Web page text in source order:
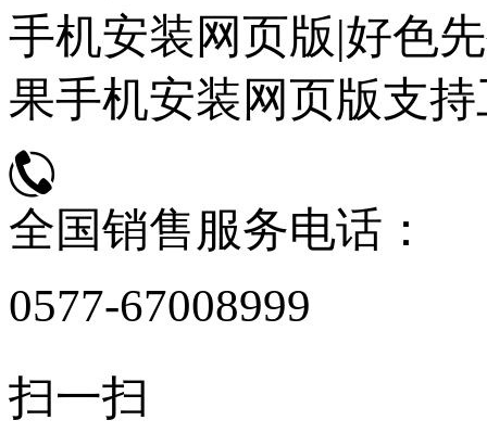
手机安装网页版|好色
果手机安装网页版支
全国销售服务电话：
0577-67008999
扫一扫